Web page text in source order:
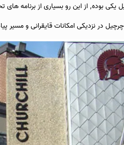
بوده, از این رو بسیاری از برنامه
در نزدیکی امکانات قایقرانی و مسیر